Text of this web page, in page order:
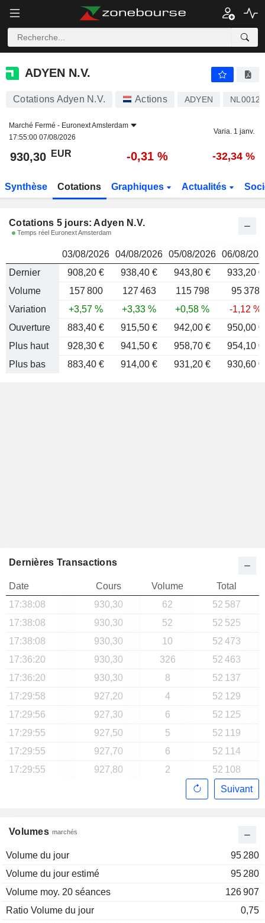
ADYEN N.V. 930,30
ADYEN N.V.
Cotations Adyen N.V. Actions ADYEN
Marché Fermé - Euronext Amsterdam
17:55:00 07/08/2026
Varia. 1 janv.
930,30 EUR -0,31 % -32,34 %
Synthèse Cotations Graphiques Actualités
Cotations 5 jours: Adyen N.V.
Temps réel Euronext Amsterdam
03/08/2026 04/08/2026 05/08/2026 06/08/
Dernier
908,20 € 938,40 € 943,80 €
933,20 €
Volume
157 800 127 463 115 798
95 378
Variation
+3,57 % +3,33 % +0,58 %
-1,12 %
Ouverture
883,40 € 915,50 € 942,00 €
950,00 €
Plus haut
928,30 € 941,50 € 958,70 €
954,10 €
Plus bas
883,40 € 914,00 € 931,20 € 930,60 €
Volumes marchés
Volume du jour
95 280
Volume du jour estimé
95 280
Volume moy. 20 séances
126 907
Ratio Volume du jour
0,75
Dernières Transactions
Date Cours Volume
Total
17:38:08
930,30 62
52 587
17:38:08
930,30 52
52 525
17:38:08
930,30 10
52 473
17:36:20
930,30 326
52 463
17:36:20
930,30 8
52 137
17:29:58
927,20 4
52 129
17:29:56
927,30 6
52 125
17:29:55
927,50 5
52 119
17:29:55
927,70 6
52 114
17:29:55
927,80 2
52 108
Suivant